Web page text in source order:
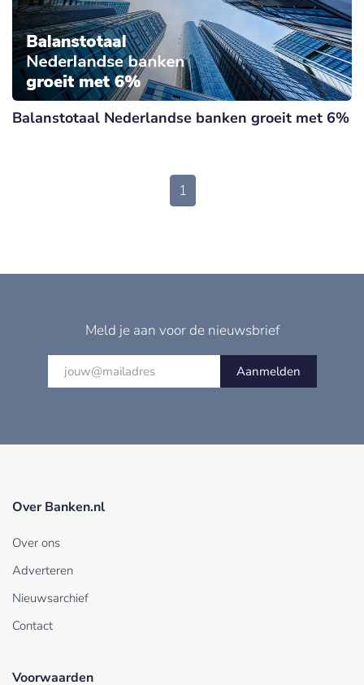
Balanstotaal Nederlandse banken groeit met 6%
1
Meld je aan voor de nieuwsbrief
Aanmelden
Over Banken.nl
Over ons
Adverteren
Nieuwsarchief
Contact
Voorwaarden